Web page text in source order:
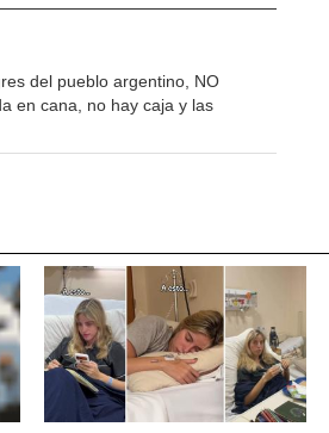
del pueblo argentino, NO
en cana, no hay caja y las